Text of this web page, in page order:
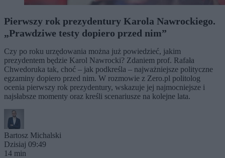
Pierwszy rok prezydentury Karola Nawrockiego.
„Prawdziwe testy dopiero przed nim”
Czy po roku urzędowania można już powiedzieć, jakim
prezydentem będzie Karol Nawrocki? Zdaniem prof. Rafała
Chwedoruka tak, choć – jak podkreśla – najważniejsze polityczne
egzaminy dopiero przed nim. W rozmowie z Zero.pl politolog
ocenia pierwszy rok prezydentury, wskazuje jej najmocniejsze i
najsłabsze momenty oraz kreśli scenariusze na kolejne lata.
Bartosz Michalski
Dzisiaj 09:49
14 min